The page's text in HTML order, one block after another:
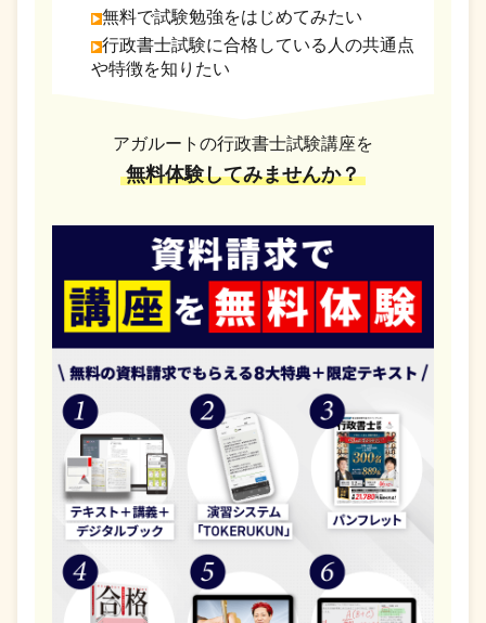
無料で試験勉強をはじめてみたい
行政書士試験に合格している人の共通点
や特徴を知りたい
アガルートの行政書士試験講座を
無料体験してみませんか？